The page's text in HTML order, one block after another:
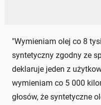
"Wymieniam olej co 8
syntetyczny zgodny ze
deklaruje jeden z
wymieniam co 5 000
głosów, że syntetyczne